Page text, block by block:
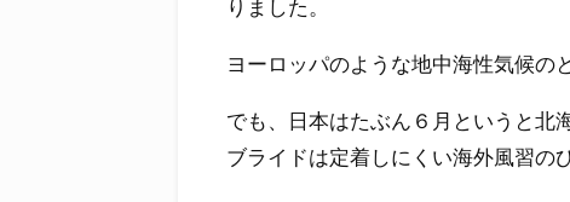
りました。
ヨーロッパのような地中海性気候の
でも、日本はたぶん６月というと北
ブライドは定着しにくい海外風習の